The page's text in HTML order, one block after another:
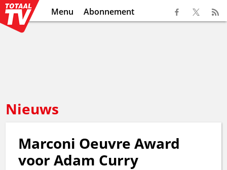
Menu Abonnement
Nieuws
Marconi Oeuvre Award
voor Adam Curry